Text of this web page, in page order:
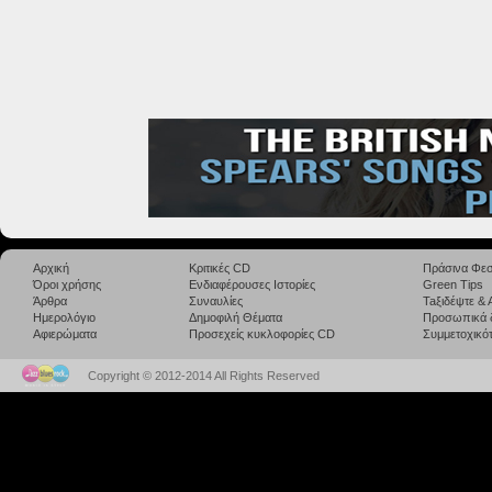
Αρχική
Όροι χρήσης
Άρθρα
Ημερολόγιο
Αφιερώματα
Κριτικές CD
Ενδιαφέρουσες Ιστορίες
Συναυλίες
Δημοφιλή Θέματα
Προσεχείς κυκλοφορίες CD
Πράσινα
Green Tips
Taξιδέψτε
Προσωπικά
Copyright © 2012-2014 All Rights Reserved